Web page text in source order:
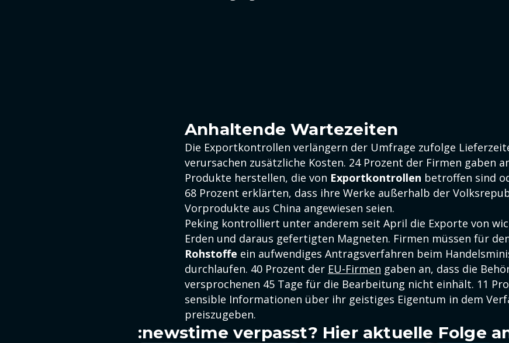
Anhaltende Wartezeiten
Die Exportkontrollen verlängern der Umfrage zufolge
verursachen zusätzliche Kosten. 24 Prozent der Firmen gaben
Produkte herstellen, die von Exportkontrollen betroffen sind
68 Prozent erklärten, dass ihre Werke außerhalb der
Vorprodukte aus China angewiesen seien.
Peking kontrolliert unter anderem seit April die Exporte von
Erden und daraus gefertigten Magneten. Firmen müssen für
Rohstoffe ein aufwendiges Antragsverfahren beim
durchlaufen. 40 Prozent der EU-Firmen gaben an, dass die
versprochenen 45 Tage für die Bearbeitung nicht einhält. 11
sensible Informationen über ihr geistiges Eigentum in dem
preiszugeben.
:newstime verpasst? Hier aktuelle Folge